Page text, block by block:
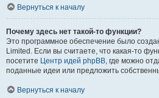
Вернуться к началу
Почему здесь нет такой-то функции?
Это программное обеспечение было
Limited. Если вы считаете, что какая-то
посетите Центр идей phpBB, где можно
поданные идеи или предложить
Вернуться к началу